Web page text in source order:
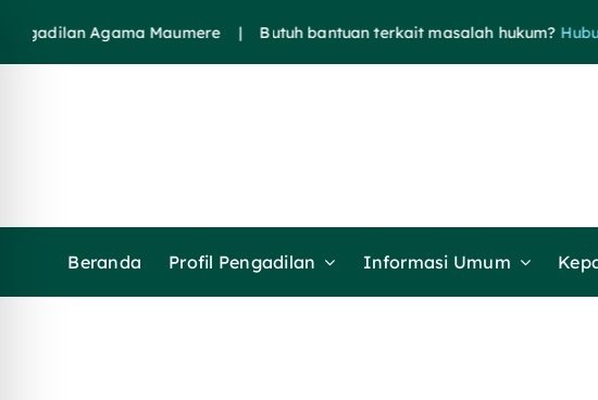
Agama Maumere | Butuh bantuan terkait masalah hukum?Hubungi
Beranda Profil Pengadilan Informasi Umum